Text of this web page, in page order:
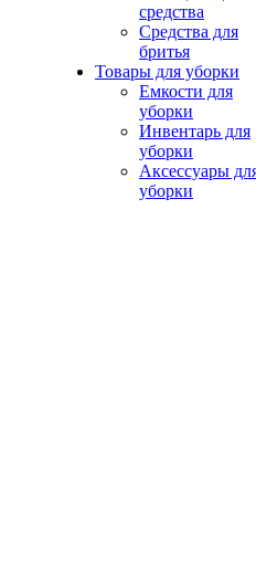
средства
Средства для
бритья
Товары для уборки
Емкости для
уборки
Инвентарь для
уборки
Аксессуары
уборки